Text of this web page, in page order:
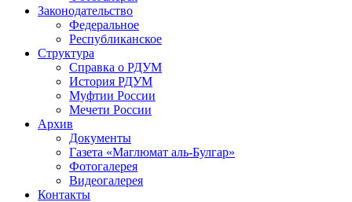
Законодательство
Федеральное
Республиканское
Структура
Справка о РДУМ
История РДУМ
Муфтии России
Мечети России
Архив
Документы
Газета «Маглюмат аль-Булгар»
Фотогалерея
Видеогалерея
Контакты